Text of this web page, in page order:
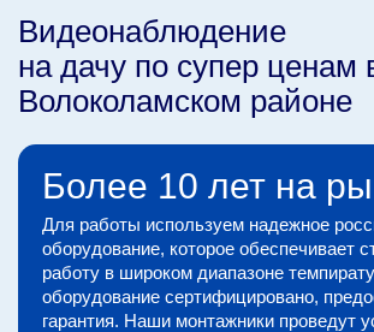
Видеонаблюдение
на дачу по супер ценам
Волоколамском районе
Более 10 лет на
Для работы используем надежное
оборудование, которое обеспечивает
работу в широком диапазоне
оборудование сертифицировано,
гарантия. Наши монтажники проведут